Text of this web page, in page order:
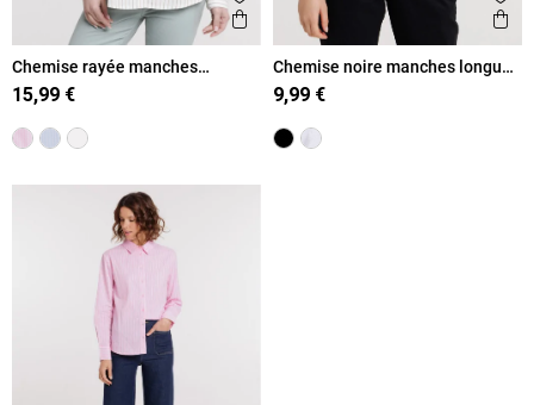
Ajouter aux favoris
Aperçu rapide
Chemise rayée manches
longues femme
15,99 €
Chemise noire manches longues
femme
9,99 €